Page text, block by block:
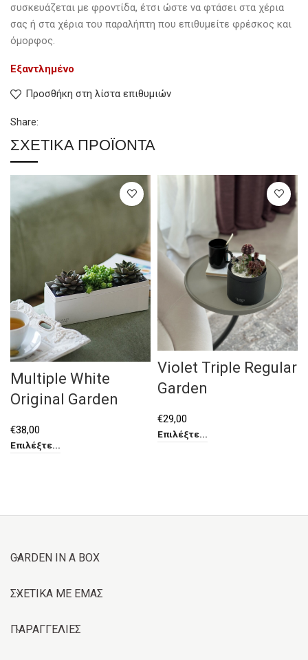
συσκευάζεται με φροντίδα, έτσι ώστε να φτάσει στα χέρια
σας ή στα χέρια του παραλήπτη που επιθυμείτε φρέσκος και
όμορφος.
Εξαντλημένο
Προσθήκη στη λίστα επιθυμιών
Share:
ΣΧΕΤΙΚΆ ΠΡΟΪΌΝΤΑ
Multiple White
Original Garden
€38,00
Επιλέξτε...
Violet Triple Regular
Garden
€29,00
Επιλέξτε...
GARDEN IN A BOX
ΣΧΕΤΙΚΑ ΜΕ ΕΜΑΣ
ΠΑΡΑΓΓΕΛΙΕΣ